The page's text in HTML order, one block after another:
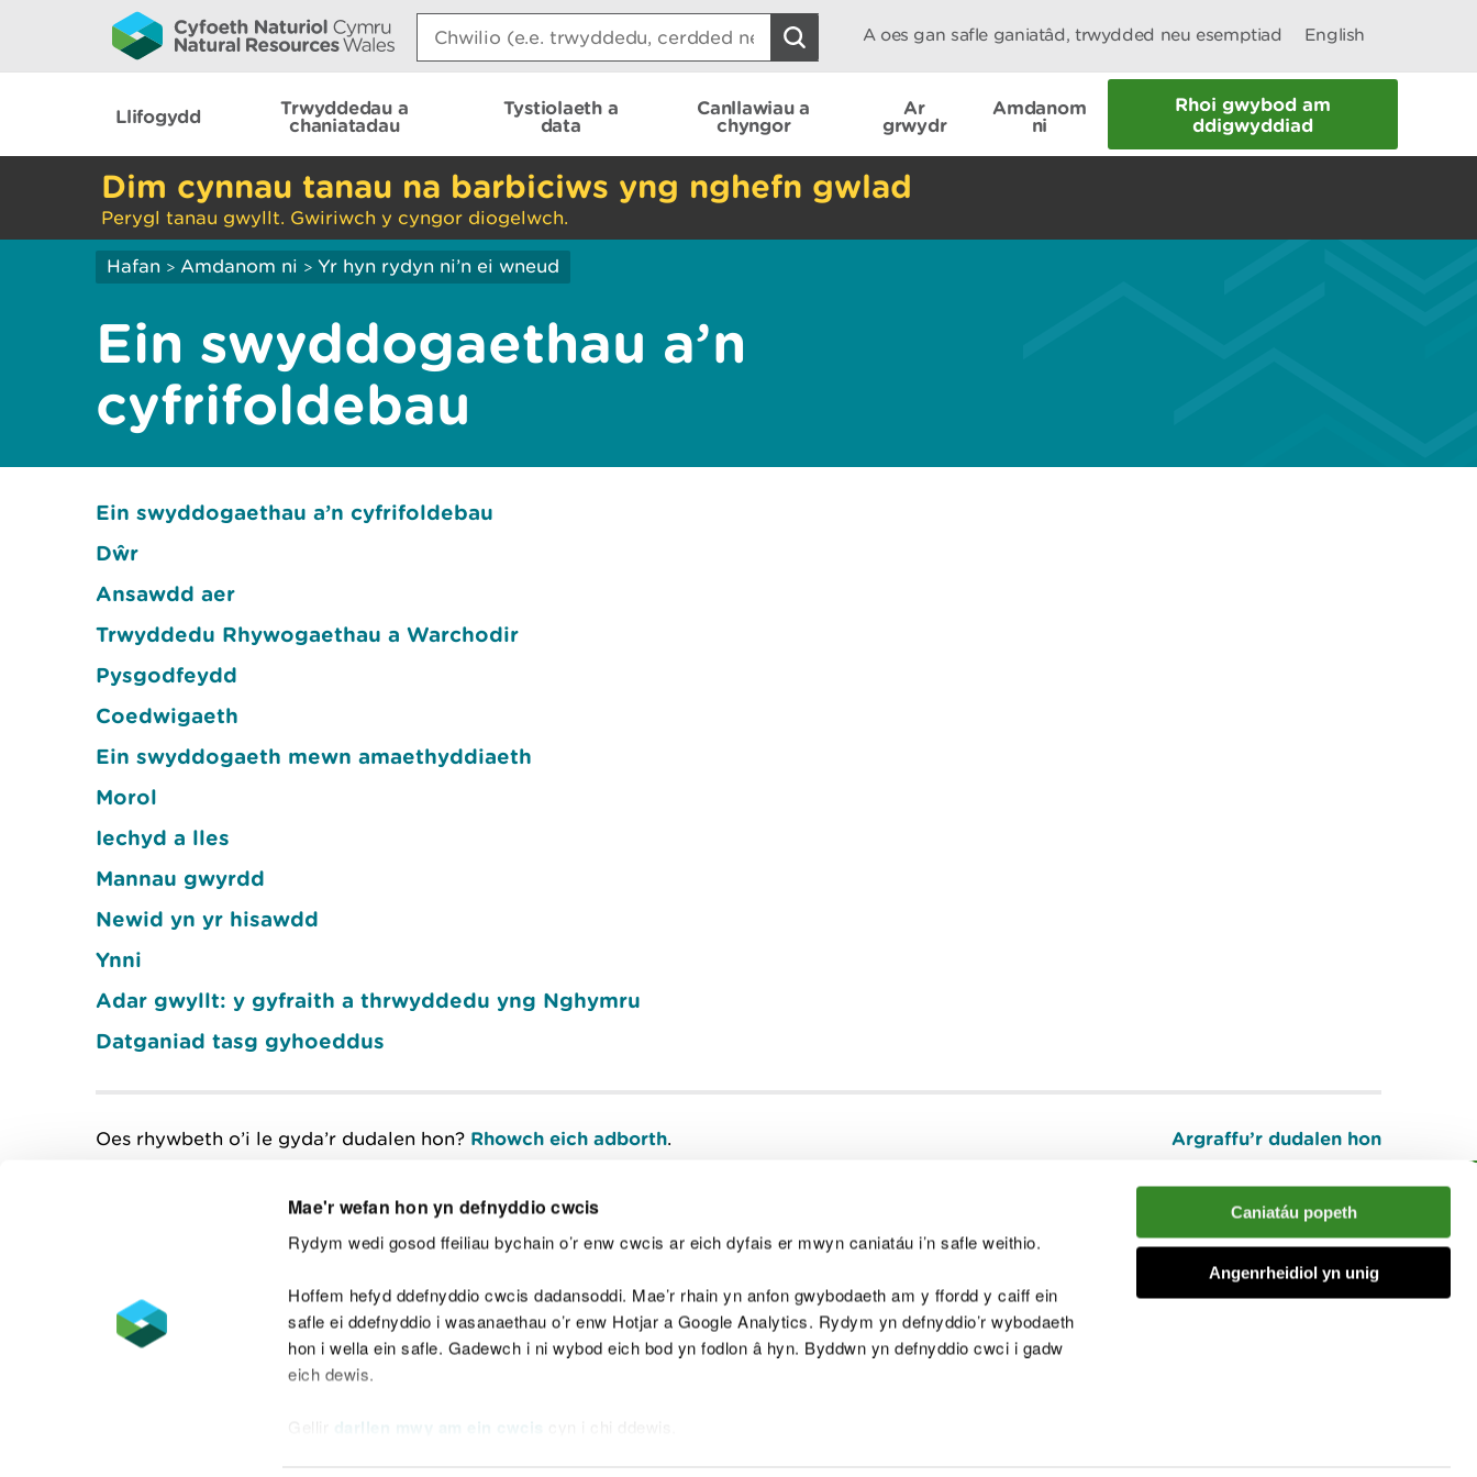
Mae'r wefan hon yn defnyddio cwcis
Rydym wedi gosod ffeiliau bychain o’r enw cwcis ar eich dyfais er mwyn caniatáu i’n safle weithio.
Hoffem hefyd ddefnyddio cwcis dadansoddi. Mae’r rhain yn anfon gwybodaeth am y ffordd y caiff ein
safle ei ddefnyddio i wasanaethau o’r enw Hotjar a Google Analytics. Rydym yn defnyddio’r wybodaeth
hon i wella ein safle. Gadewch i ni wybod eich bod yn fodlon â hyn. Byddwn yn defnyddio cwci i gadw
eich dewis.
darllen mwy am ein cwcis
Caniatáu popeth
Angenrheidiol yn unig
Search:
A oes gan safle ganiatâd, trwydded neu esemptiad English
Llifogydd
Trwyddedau a
chaniatadau
Tystiolaeth a
data
Canllawiau a
chyngor
Ar
grwydr
Amdanom
ni
Rhoi gwybod am
ddigwyddiad
Dim cynnau tanau na barbiciws yng nghefn gwlad
Perygl tanau gwyllt. Gwiriwch y cyngor diogelwch.
Hafan > Amdanom ni > Yr hyn rydyn ni’n ei wneud
Ein swyddogaethau a’n
cyfrifoldebau
Ein swyddogaethau a’n cyfrifoldebau
Dŵr
Ansawdd aer
Trwyddedu Rhywogaethau a Warchodir
Pysgodfeydd
Coedwigaeth
Ein swyddogaeth mewn amaethyddiaeth
Morol
Iechyd a lles
Mannau gwyrdd
Newid yn yr hisawdd
Ynni
Adar gwyllt: y gyfraith a thrwyddedu yng Nghymru
Datganiad tasg gyhoeddus
Oes rhywbeth o’i le gyda’r dudalen hon? Rhowch eich adborth. Argraffu’r dudalen hon
I fyny
Datganiad hygyrchedd Safonau'r Gymraeg
Datganiad caethwasiaeth fodern